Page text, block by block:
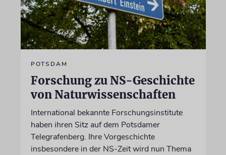
POTSDAM
Forschung zu NS-Geschichte
von Naturwissenschaften
International bekannte Forschungsinstitute
haben ihren Sitz auf dem Potsdamer
Telegrafenberg. Ihre Vorgeschichte
insbesondere in der NS-Zeit wird nun Thema